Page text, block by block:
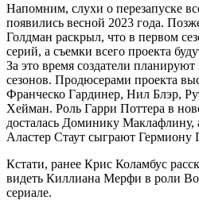
Напомним, слухи о перезапуске
появились весной 2023 года.
Голдман раскрыл, что в первом
серий, а съемки всего проекта
За это время создатели
сезонов. Продюсерами проекта
Франческо Гардинер, Нил Блэр,
Хейман. Роль Гарри Поттера в
досталась Доминику Маклафлину,
Аластер Стаут сыграют Гермиону
Кстати, ранее Крис Коламбус
видеть Киллиана Мерфи в роли
сериале.